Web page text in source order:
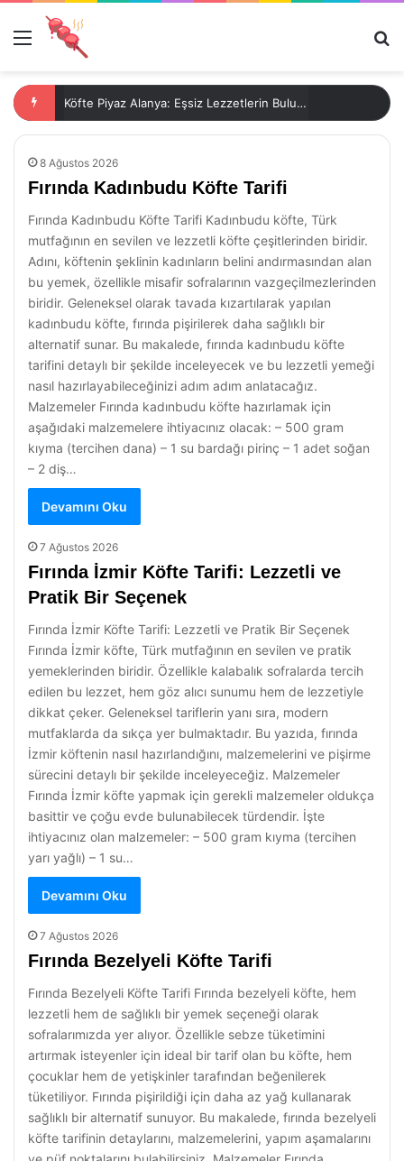
Menü
Köfte Piyaz Alanya: Eşsiz Lezzetlerin Buluşma Noktası
8 Ağustos 2026
Fırında Kadınbudu Köfte Tarifi
Fırında Kadınbudu Köfte Tarifi Kadınbudu köfte, Türk
mutfağının en sevilen ve lezzetli köfte çeşitlerinden biridir.
Adını, köftenin şeklinin kadınların belini andırmasından alan
bu yemek, özellikle misafir sofralarının vazgeçilmezlerinden
biridir. Geleneksel olarak tavada kızartılarak yapılan
kadınbudu köfte, fırında pişirilerek daha sağlıklı bir
alternatif sunar. Bu makalede, fırında kadınbudu köfte
tarifini detaylı bir şekilde inceleyecek ve bu lezzetli yemeği
nasıl hazırlayabileceğinizi adım adım anlatacağız.
Malzemeler Fırında kadınbudu köfte hazırlamak için
aşağıdaki malzemelere ihtiyacınız olacak: – 500 gram
kıyma (tercihen dana) – 1 su bardağı pirinç – 1 adet soğan
– 2 diş…
Devamını Oku
7 Ağustos 2026
Fırında İzmir Köfte Tarifi: Lezzetli ve
Pratik Bir Seçenek
Fırında İzmir Köfte Tarifi: Lezzetli ve Pratik Bir Seçenek
Fırında İzmir köfte, Türk mutfağının en sevilen ve pratik
yemeklerinden biridir. Özellikle kalabalık sofralarda tercih
edilen bu lezzet, hem göz alıcı sunumu hem de lezzetiyle
dikkat çeker. Geleneksel tariflerin yanı sıra, modern
mutfaklarda da sıkça yer bulmaktadır. Bu yazıda, fırında
İzmir köftenin nasıl hazırlandığını, malzemelerini ve pişirme
sürecini detaylı bir şekilde inceleyeceğiz. Malzemeler
Fırında İzmir köfte yapmak için gerekli malzemeler oldukça
basittir ve çoğu evde bulunabilecek türdendir. İşte
ihtiyacınız olan malzemeler: – 500 gram kıyma (tercihen
yarı yağlı) – 1 su…
Devamını Oku
7 Ağustos 2026
Fırında Bezelyeli Köfte Tarifi
Fırında Bezelyeli Köfte Tarifi Fırında bezelyeli köfte, hem
lezzetli hem de sağlıklı bir yemek seçeneği olarak
sofralarımızda yer alıyor. Özellikle sebze tüketimini
artırmak isteyenler için ideal bir tarif olan bu köfte, hem
çocuklar hem de yetişkinler tarafından beğenilerek
tüketiliyor. Fırında pişirildiği için daha az yağ kullanarak
sağlıklı bir alternatif sunuyor. Bu makalede, fırında bezelyeli
köfte tarifinin detaylarını, malzemelerini, yapım aşamalarını